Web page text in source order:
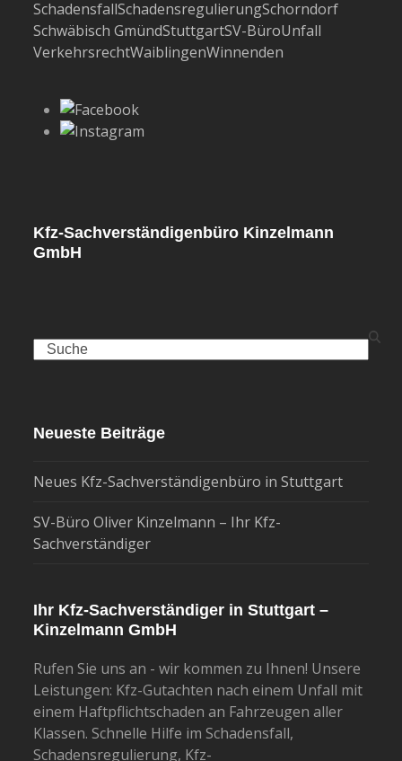
SchadensfallSchadensregulierungSchorndorf
Schwäbisch GmündStuttgartSV-BüroUnfall
VerkehrsrechtWaiblingenWinnenden
Kfz-Sachverständigenbüro Kinzelmann
GmbH
Search
Neueste Beiträge
Neues Kfz-Sachverständigenbüro in Stuttgart
SV-Büro Oliver Kinzelmann – Ihr Kfz-
Sachverständiger
Ihr Kfz-Sachverständiger in Stuttgart –
Kinzelmann GmbH
Rufen Sie uns an - wir kommen zu Ihnen! Unsere
Leistungen: Kfz-Gutachten nach einem Unfall mit
einem Haftpflichtschaden an Fahrzeugen aller
Klassen. Schnelle Hilfe im Schadensfall,
Schadensregulierung, Kfz-